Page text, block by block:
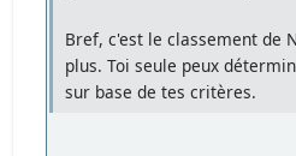
Bref, c'est le classement de
plus. Toi seule peux
sur base de tes critères.